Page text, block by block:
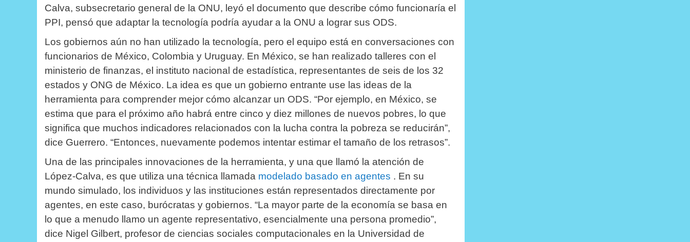
Calva, subsecretario general de la ONU, leyó el documento que describe cómo funcionaría el
PPI, pensó que adaptar la tecnología podría ayudar a la ONU a lograr sus ODS.
Los gobiernos aún no han utilizado la tecnología, pero el equipo está en conversaciones con
funcionarios de México, Colombia y Uruguay. En México, se han realizado talleres con el
ministerio de finanzas, el instituto nacional de estadística, representantes de seis de los 32
estados y ONG de México. La idea es que un gobierno entrante use las ideas de la
herramienta para comprender mejor cómo alcanzar un ODS. “Por ejemplo, en México, se
estima que para el próximo año habrá entre cinco y diez millones de nuevos pobres, lo que
significa que muchos indicadores relacionados con la lucha contra la pobreza se reducirán”,
dice Guerrero. “Entonces, nuevamente podemos intentar estimar el tamaño de los retrasos”.
Una de las principales innovaciones de la herramienta, y una que llamó la atención de
López-Calva, es que utiliza una técnica llamada modelado basado en agentes . En su
mundo simulado, los individuos y las instituciones están representados directamente por
agentes, en este caso, burócratas y gobiernos. “La mayor parte de la economía se basa en
lo que a menudo llamo un agente representativo, esencialmente una persona promedio”,
dice Nigel Gilbert, profesor de ciencias sociales computacionales en la Universidad de